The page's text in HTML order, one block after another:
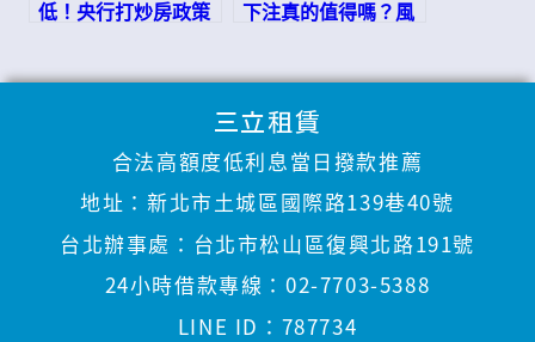
低！央行打炒房政策
下注真的值得嗎？風
三立租賃
合法高額度低利息當日撥款推薦
地址：新北市土城區國際路139巷40號
台北辦事處： 台北市松山區復興北路191號
24小時借款專線：02-7703-5388
LINE ID： 787734